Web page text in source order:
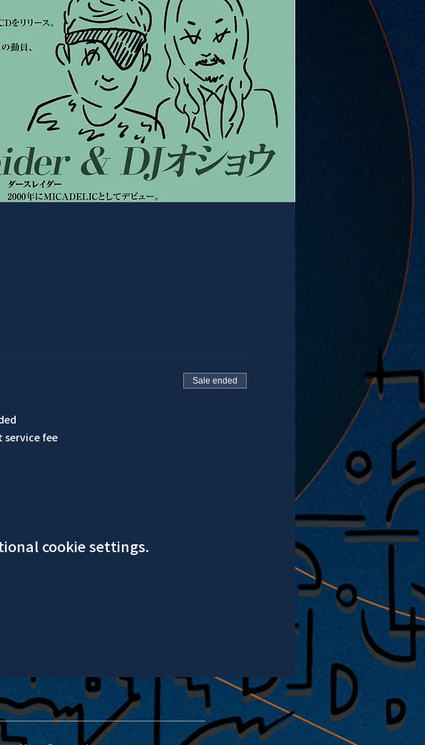
service fee
Sale ended
cookie settings.